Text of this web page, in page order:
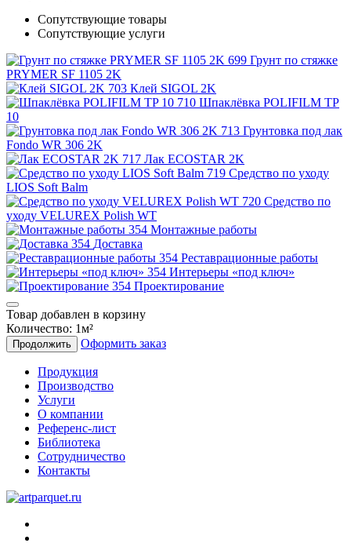
Сопутствующие товары
Сопутствующие услуги
Грунт по стяжке
PRYMER SF 1105 2K
Клей SIGOL 2K
Шпаклёвка POLIFILM TP
10
Грунтовка под лак
Fondo WR 306 2K
Лак ECOSTAR 2K
Средство по уходу
LIOS Soft Balm
Средство по
уходу VELUREX Polish WT
Монтажные работы
Доставка
Реставрационные работы
Интерьеры «под ключ»
Проектирование
Товар добавлен в корзину
Количество: 1м²
Продолжить Оформить заказ
Продукция
Производство
Услуги
О компании
Референс-лист
Библиотека
Сотрудничество
Контакты